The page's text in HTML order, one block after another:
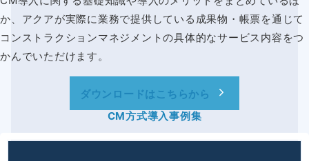
か、アクアが実際に業務で提供している成果物・帳票を通じて
コンストラクションマネジメントの具体的なサービス内容をつ
かんでいただけます。
ダウンロードはこちらから
CM方式導入事例集